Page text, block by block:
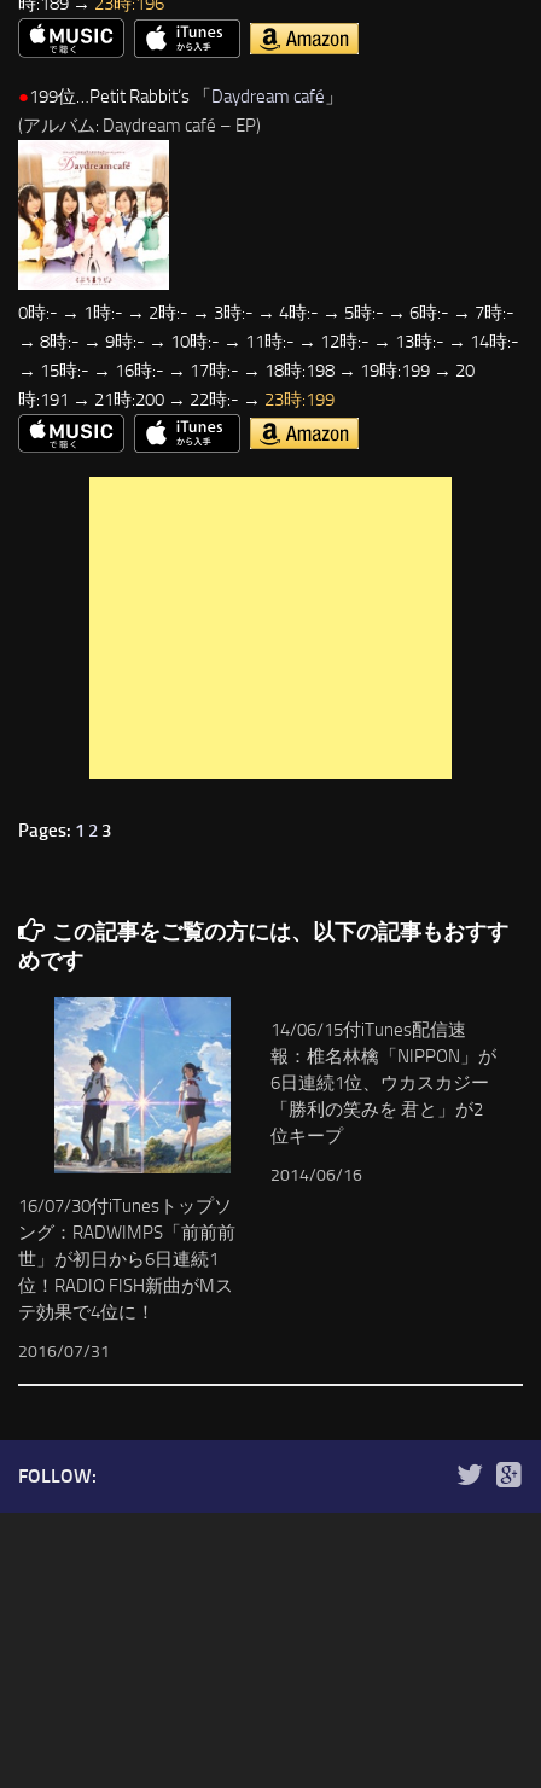
●199位…Petit Rabbit’s 「Daydream café 」
(アルバム: Daydream café – EP)
0時:- → 1時:- → 2時:- → 3時:- → 4時:- → 5時:- → 6時:- → 7時:-
→ 8時:- → 9時:- → 10時:- → 11時:- → 12時:- → 13時:- → 14時:-
→ 15時:- → 16時:- → 17時:- → 18時:198 → 19時:199 → 20
時:191 → 21時:200 → 22時:- → 23時:199
Pages: 1 2 3
この記事をご覧の方には、以下の記事もおすす
めです
16/07/30付iTunesトップソ
ング：RADWIMPS「前前前
世」が初日から6日連続1
位！RADIO FISH新曲がMス
テ効果で4位に！
2016/07/31
14/06/15付iTunes配信速
報：椎名林檎「NIPPON」が
6日連続1位、ウカスカジー
「勝利の笑みを 君と」が2
位キープ
2014/06/16
FOLLOW: